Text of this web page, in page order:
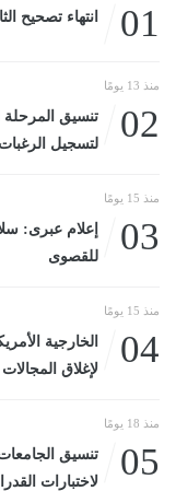
01 انتهاء تصحيح
منذ 13 يومًا
02
لتسجيل
منذ 15 يومًا
03
إعلام عبرى:
للقصوى
منذ 15 يومًا
04
الخارجية
لإغلاق
منذ 18 يومًا
05
لاختبارات